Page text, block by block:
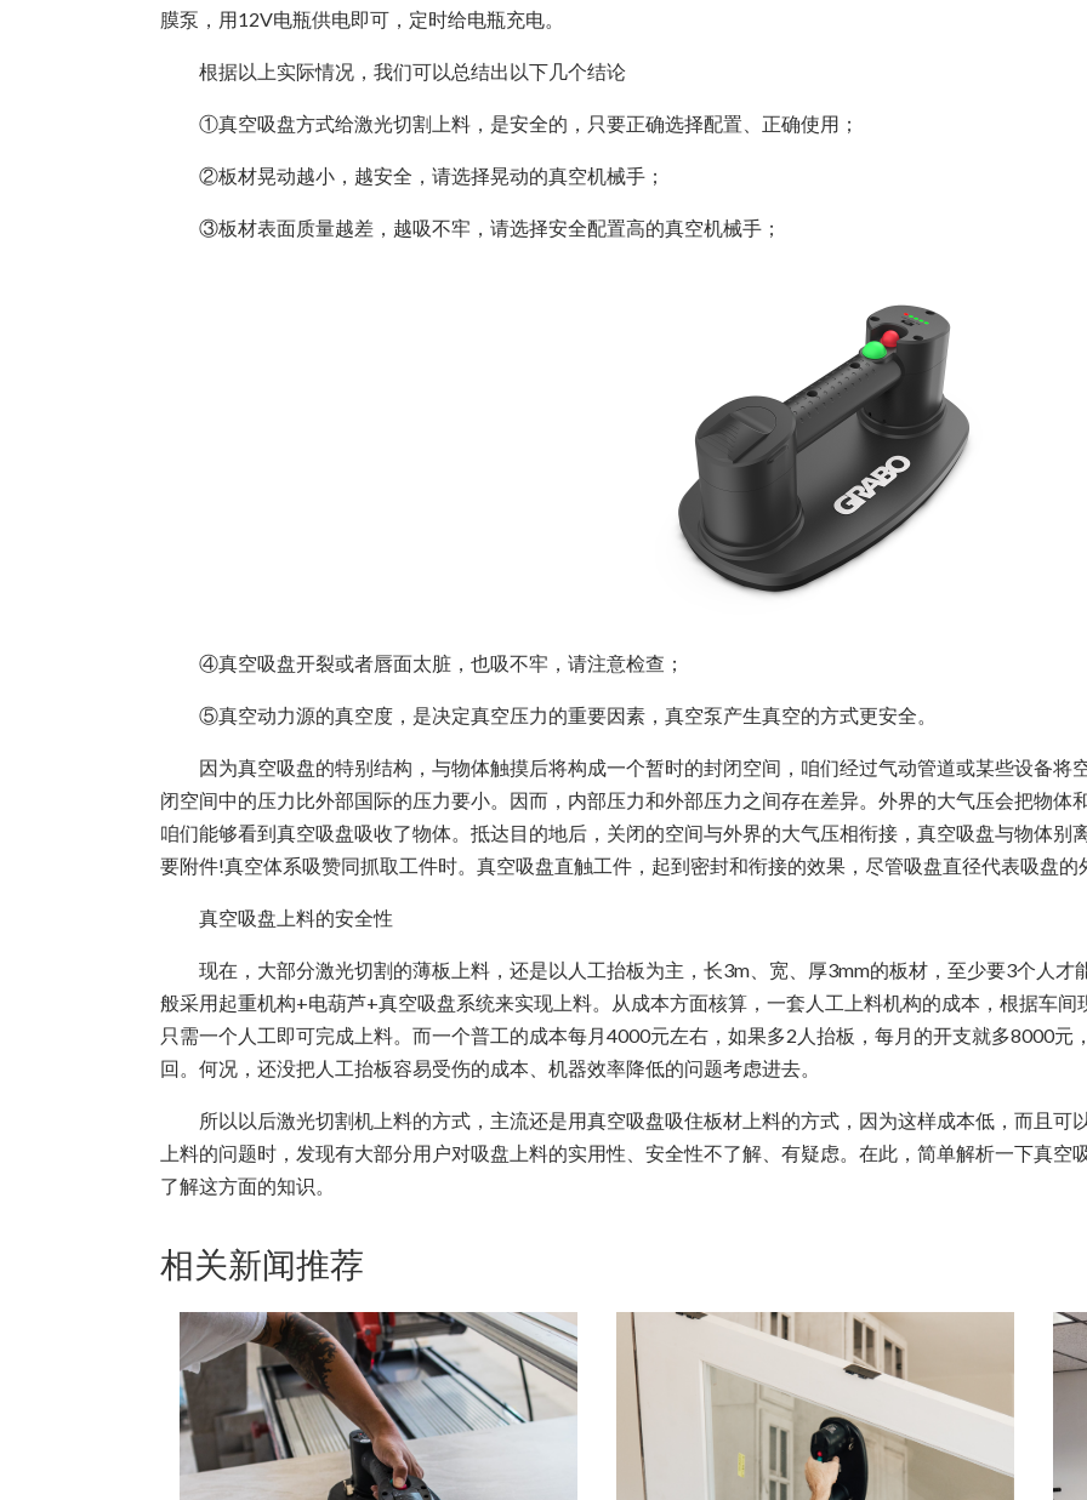
膜泵，用12V电瓶供电即可，定时给电瓶充电。
根据以上实际情况，我们可以总结出以下几个结论
①真空吸盘方式给激光切割上料，是安全的，只要正确选择配置、正确使用；
②板材晃动越小，越安全，请选择晃动的真空机械手；
③板材表面质量越差，越吸不牢，请选择安全配置高的真空机械手；
④真空吸盘开裂或者唇面太脏，也吸不牢，请注意检查；
⑤真空动力源的真空度，是决定真空压力的重要因素，真空泵产生真空的方式更安全。
因为真空吸盘的特别结构，与物体触摸后将构成一个暂时的封闭空间，咱们经过气动管道或某些设备将
闭空间中的压力比外部国际的压力要小。因而，内部压力和外部压力之间存在差异。外界的大气压会把物体
咱们能够看到真空吸盘吸收了物体。抵达目的地后，关闭的空间与外界的大气压相衔接，真空吸盘与物体别
要附件!真空体系吸赞同抓取工件时。真空吸盘直触工件，起到密封和衔接的效果，尽管吸盘直径代表吸盘的
真空吸盘上料的安全性
现在，大部分激光切割的薄板上料，还是以人工抬板为主，长3m、宽、厚3mm的板材，至少要3个人才
般采用起重机构+电葫芦+真空吸盘系统来实现上料。从成本方面核算，一套人工上料机构的成本，根据车间
只需一个人工即可完成上料。而一个普工的成本每月4000元左右，如果多2人抬板，每月的开支就多8000元
回。何况，还没把人工抬板容易受伤的成本、机器效率降低的问题考虑进去。
所以以后激光切割机上料的方式，主流还是用真空吸盘吸住板材上料的方式，因为这样成本低，而且可
上料的问题时，发现有大部分用户对吸盘上料的实用性、安全性不了解、有疑虑。在此，简单解析一下真
了解这方面的知识。
相关新闻推荐